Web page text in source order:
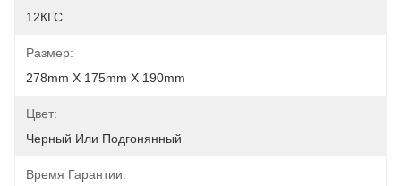
12КГС
Размер:
278mm X 175mm X 190mm
Цвет:
Черный Или Подгонянный
Время Гарантии: